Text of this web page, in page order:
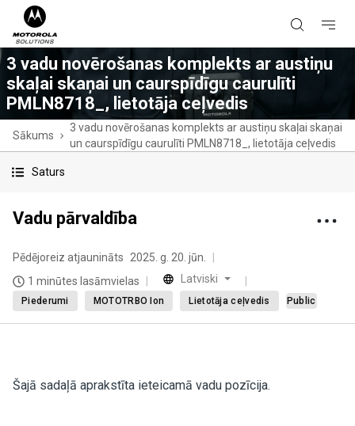
3 vadu novērošanas komplekts ar austiņu
skaļai skaņai un caurspīdīgu caurulīti
PMLN8718_, lietotāja ceļvedis
Sākums
3 vadu novērošanas komplekts ar austiņu skaļai skaņai
un caurspīdīgu caurulīti PMLN8718_, lietotāja ceļvedis
Saturs
Vadu pārvaldība
Pēdējoreiz atjaunināts
2025. g. 20. jūn.
1 minūtes lasāmvielas
Latviski
Piederumi MOTOTRBO Ion Lietotāja ceļvedis Public
Šajā sadaļā aprakstīta ieteicamā vadu pozīcija.